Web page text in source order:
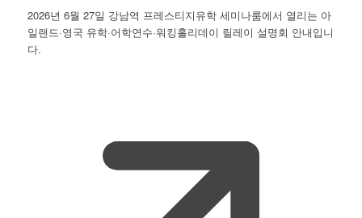
2026년 6월 27일 강남역 프레스티지유학 세미나룸에서 열리는 아
일랜드·영국 유학·어학연수·워킹홀리데이 릴레이 설명회 안내입니
다.